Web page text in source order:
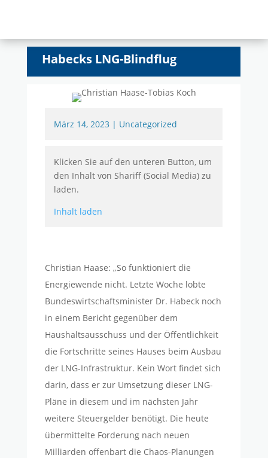
Habecks LNG-Blindflug
März 14, 2023| Uncategorized
Klicken Sie auf den unteren Button, um
den Inhalt von Shariff (Social Media) zu
laden.
Inhalt laden
Christian Haase: „So funktioniert die
Energiewende nicht. Letzte Woche lobte
Bundeswirtschaftsminister Dr. Habeck noch
in einem Bericht gegenüber dem
Haushaltsausschuss und der Öffentlichkeit
die Fortschritte seines Hauses beim Ausbau
der LNG-Infrastruktur. Kein Wort findet sich
darin, dass er zur Umsetzung dieser LNG-
Pläne in diesem und im nächsten Jahr
weitere Steuergelder benötigt. Die heute
übermittelte Forderung nach neuen
Milliarden offenbart die Chaos-Planungen